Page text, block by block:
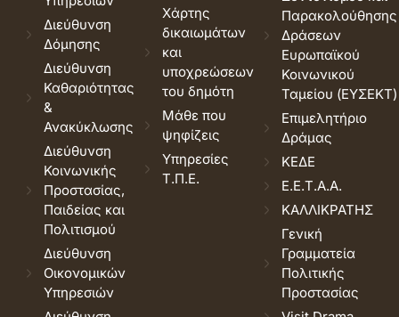
Διεύθυνση
Δόμησης
Διεύθυνση
Καθαριότητας
&
Ανακύκλωσης
Διεύθυνση
Κοινωνικής
Προστασίας,
Παιδείας και
Πολιτισμού
Διεύθυνση
Οικονομικών
Υπηρεσιών
Χάρτης
δικαιωμάτων
και
υποχρεώσεων
του δημότη
Μάθε που
ψηφίζεις
Υπηρεσίες
Τ.Π.Ε.
Παρακολούθησης
Δράσεων
Ευρωπαϊκού
Κοινωνικού
Ταμείου (ΕΥΣΕΚΤ)
Επιμελητήριο
Δράμας
ΚΕΔΕ
Ε.Ε.Τ.Α.Α.
ΚΑΛΛΙΚΡΑΤΗΣ
Γενική
Γραμματεία
Πολιτικής
Προστασίας